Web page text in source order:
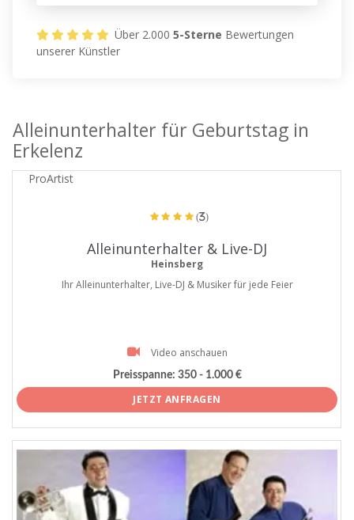
Über 2.0005-Sterne Bewertungen
unserer Künstler
Alleinunterhalter für Geburtstag in
Erkelenz
ProArtist
(3)
Alleinunterhalter & Live-DJ
Heinsberg
Ihr Alleinunterhalter, Live-DJ & Musiker für jede Feier
Video anschauen
Preisspanne: 350 - 1.000 €
JETZT ANFRAGEN